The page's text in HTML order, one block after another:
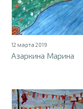
12 марта 2019
Азаркина Марина